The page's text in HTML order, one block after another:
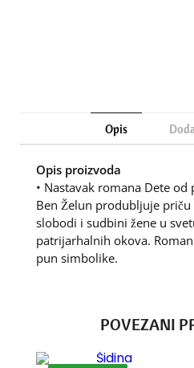
Opis
Opis proizvoda
• Nastavak romana Dete od
Ben Želun produbljuje
slobodi i sudbini žene u
patrijarhalnih okova.
pun simbolike.
POVEZANI